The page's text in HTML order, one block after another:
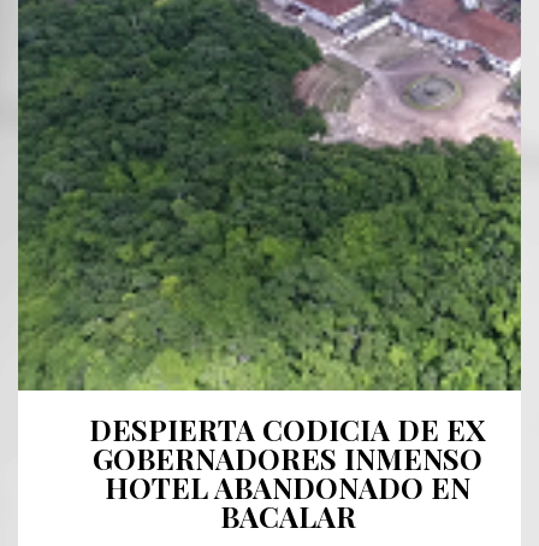
DESPIERTA CODICIA DE EX
GOBERNADORES INMENSO
HOTEL ABANDONADO EN
BACALAR